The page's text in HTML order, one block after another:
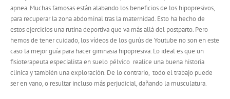
apnea. Muchas famosas están alabando los beneficios de los hipopresivos,
para recuperar la zona abdominal tras la maternidad. Esto ha hecho de
estos ejercicios una rutina deportiva que va más allá del postparto. Pero
hemos de tener cuidado, los vídeos de los gurús de Youtube no son en este
caso la mejor guía para hacer gimnasia hipopresiva. Lo ideal es que un
fisioterapeuta especialista en suelo pélvico realice una buena historia
clínica y también una exploración. De lo contrario, todo el trabajo puede
ser en vano, o resultar incluso más perjudicial, dañando la musculatura.